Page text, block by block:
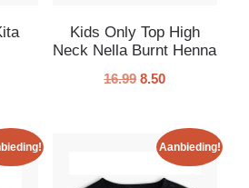
Kids Only Top High
Neck Nella Burnt Henna
16.99 8.50
Aanbieding!